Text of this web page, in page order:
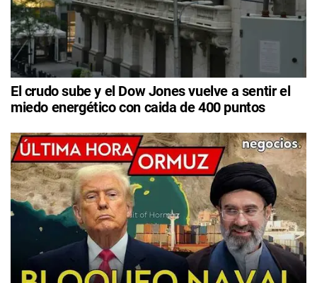
El crudo sube y el Dow Jones vuelve a sentir el
miedo energético con caida de 400 puntos